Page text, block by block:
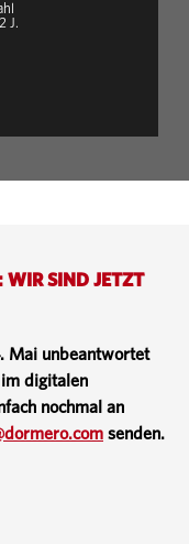
J.
WIR SIND JETZT
Mai unbeantwortet
digitalen
nochmal an
senden.